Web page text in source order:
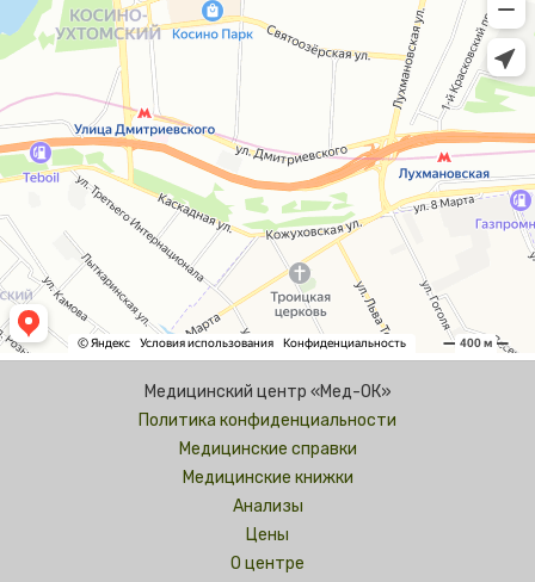
Медицинский центр «Мед-ОК»
Политика конфиденциальности
Медицинские справки
Медицинские книжки
Анализы
Цены
О центре